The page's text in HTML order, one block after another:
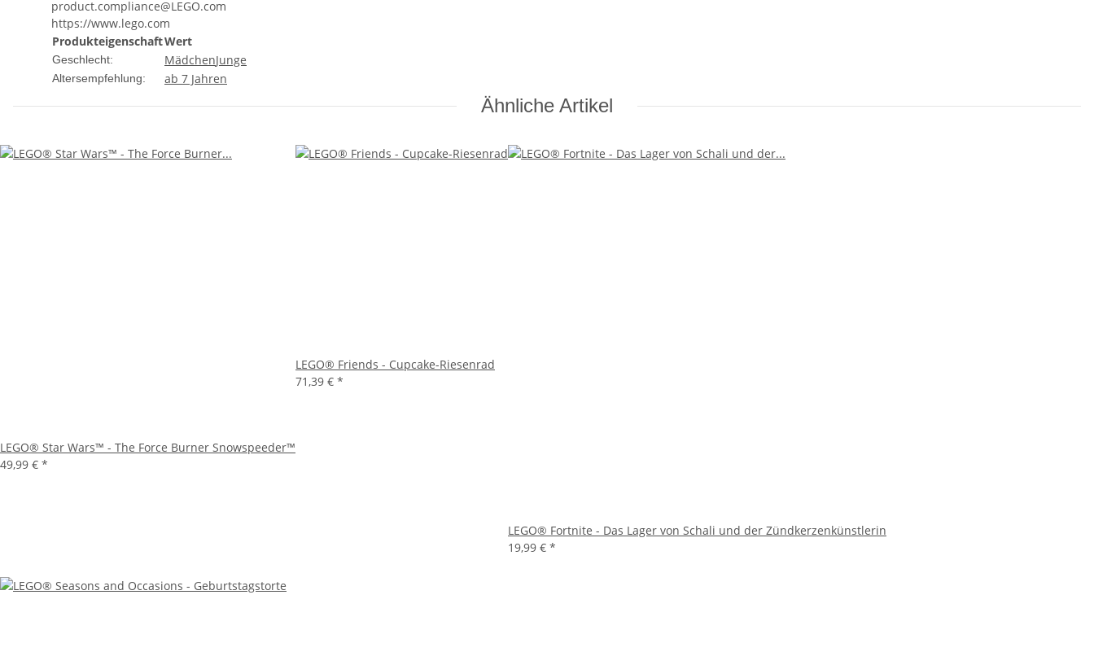
product.compliance@LEGO.com
https://www.lego.com
ProdukteigenschaftWert
Geschlecht: MädchenJunge
Altersempfehlung: ab 7 Jahren
Ähnliche Artikel
LEGO® Star Wars™ - The Force Burner Snowspeeder™
49,99 € *
LEGO® Friends - Cupcake-Riesenrad
71,39 € *
LEGO® Fortnite - Das Lager von Schali und der Zündkerzenkünstlerin
19,99 € *